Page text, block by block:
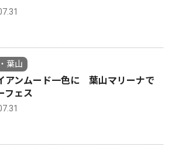
葉山
アンムード一色に 葉山マリーナで
フェス